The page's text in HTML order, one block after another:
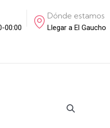
00:00
Dónde estamos
Llegar a El Gaucho